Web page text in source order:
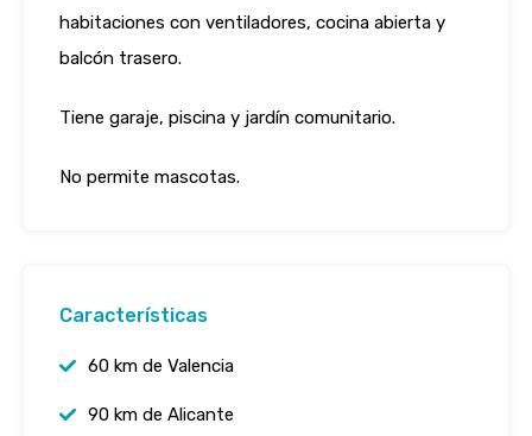
habitaciones con ventiladores, cocina abierta y
balcón trasero.
Tiene garaje, piscina y jardín comunitario.
No permite mascotas.
Características
60 km de Valencia
90 km de Alicante